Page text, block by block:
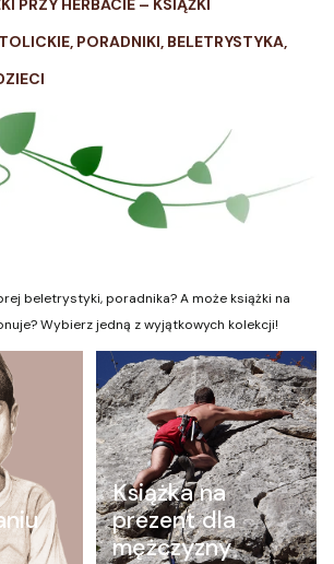
PRZY HERBACIE – KSIĄŻKI
PORADNIKI, BELETRYSTYKA,
beletrystyki, poradnika? A może książki na
Wybierz jedną z wyjątkowych kolekcji!
Książka na
prezent dla
mężczyzny